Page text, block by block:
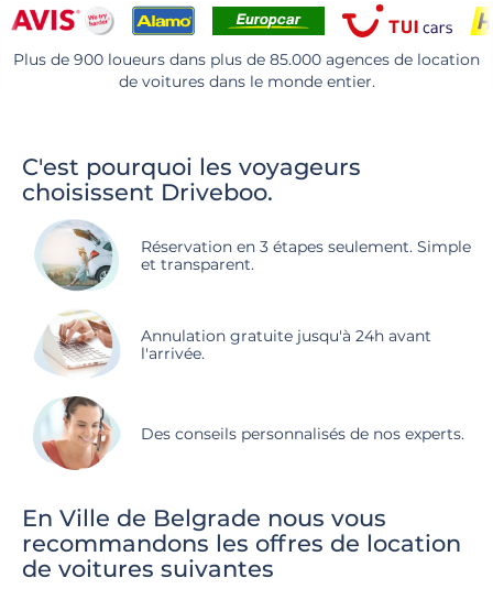
Plus de 900 loueurs dans plus de 85.000 agences de location
de voitures dans le monde entier.
C'est pourquoi les voyageurs
choisissent Driveboo.
Réservation en 3 étapes seulement. Simple
et transparent.
Annulation gratuite jusqu'à 24h avant
l'arrivée.
Des conseils personnalisés de nos experts.
En Ville de Belgrade nous vous
recommandons les offres de location
de voitures suivantes